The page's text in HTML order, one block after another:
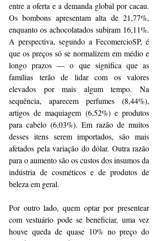
entre a oferta e a demanda global por cacau.
Os bombons apresentam alta de 21,77%,
enquanto os achocolatados subiram 16,11%.
A perspectiva, segundo a FecomercioSP, é
que os preços só se normalizem em médio e
longo prazos — o que significa que as
famílias terão de lidar com os valores
elevados por mais algum tempo. Na
sequência, aparecem perfumes (8,44%),
artigos de maquiagem (6,52%) e produtos
para cabelo (6,03%). Em razão de muitos
desses itens serem importados, são mais
afetados pela variação do dólar. Outra razão
para o aumento são os custos dos insumos da
indústria de cosméticos e de produtos de
beleza em geral.
Por outro lado, quem optar por presentear
com vestuário pode se beneficiar, uma vez
houve queda de quase 10% no preço do